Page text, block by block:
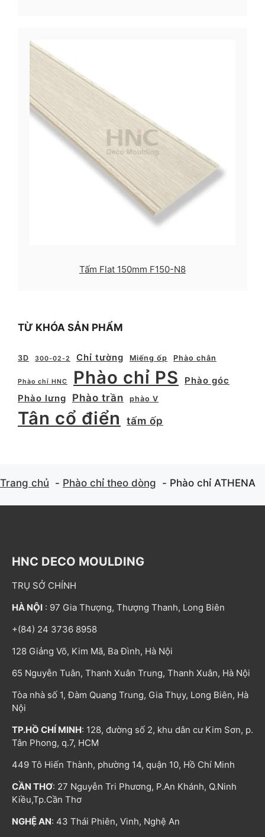
Tấm Flat 150mm F150-N8
TỪ KHÓA SẢN PHẨM
3D 300-02-2 Chỉ tường Miếng ốp Phào chân
Phào chỉ HNC Phào chỉ PS
Phào góc
Phào lưng
Phào trần phào V
Tân cổ điển tấm ốp
Trang chủ Phào chỉ theo dòng Phào chỉ ATHENA
HNC DECO MOULDING
TRỤ SỞ CHÍNH
HÀ NỘI : 97 Gia Thượng, Thượng Thanh, Long Biên
+(84) 24 3736 8958
128 Giảng Võ, Kim Mã, Ba Đình, Hà Nội
65 Nguyễn Tuân, Thanh Xuân Trung, Thanh Xuân, Hà Nội
Tòa nhà số 1, Đàm Quang Trung, Gia Thụy, Long Biên, Hà
Nội
TP.HỒ CHÍ MINH: 128, đường số 2, khu dân cư Kim Sơn, p.
Tân Phong, q.7, HCM
449 Tô Hiến Thành, phường 14, quận 10, Hồ Chí Minh
CẦN THƠ: 27 Nguyễn Tri Phương, P.An Khánh, Q.Ninh
Kiều,Tp.Cần Thơ
NGHỆ AN: 43 Thái Phiên, Vinh, Nghệ An